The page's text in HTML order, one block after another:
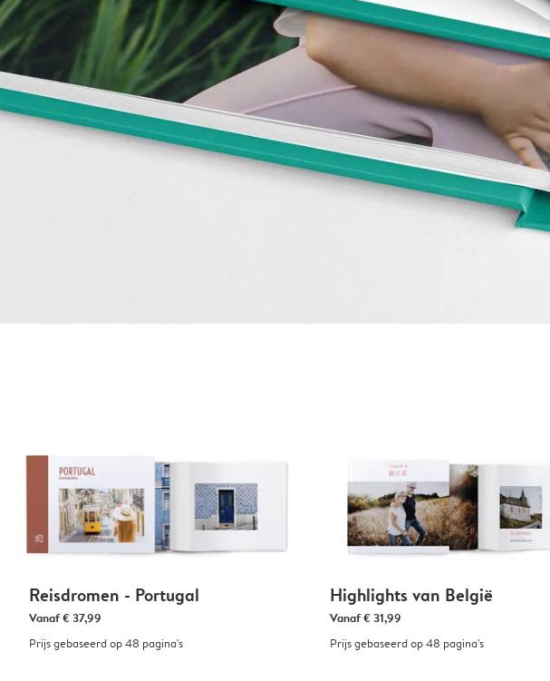
Reisdromen - Portugal
Vanaf€ 37,99
Prijs gebaseerd op 48 pagina's
Highlights van België
Vanaf€ 31,99
Prijs gebaseerd op 48 pagina's